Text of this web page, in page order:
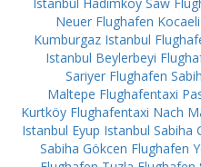
Neuer Flughafen Kocaeli
Kumburgaz Istanbul
Istanbul Beylerbeyi
Sariyer Flughafen
Maltepe Flughafentaxi
Kurtköy Flughafentaxi Nach
Istanbul Eyup Istanbul Sabiha
Sabiha Gökcen Flughafen